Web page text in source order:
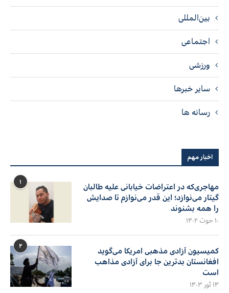
بین‌المللی
اجتماعی
ورزشی
سایر خبرها
رسانه ها
اخبار مهم
۱
مهاجری‌که در اعتراضات خیابانی علیه طالبان
گیتار می‌نوازد؛ این قدر می‌نوازم تا صدایش
را همه بشنوند
۱۰ حوت ۱۴۰۲
۲
کمیسیون آزادی مذهبی امریکا می‌گوید
افغانستان بدترین جا برای آزادی مذاهب
است
۱۴ ثور ۱۴۰۳